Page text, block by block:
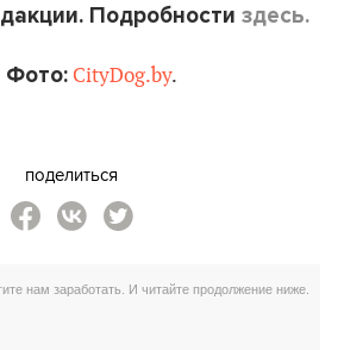
Подробности здесь.
Фото: CityDog.by.
поделиться